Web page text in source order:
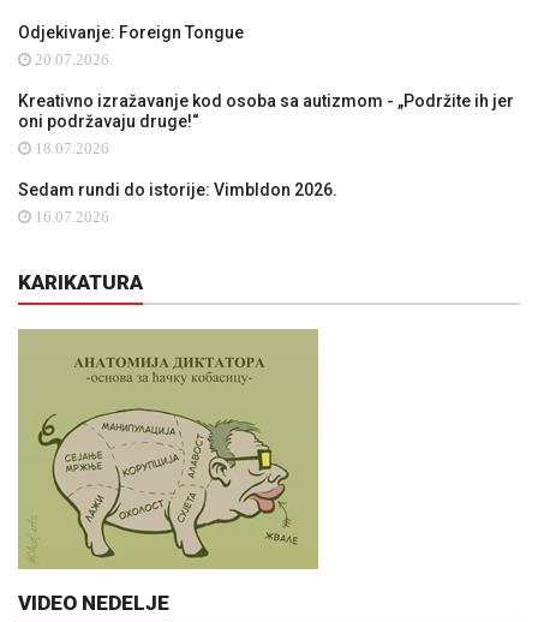
Odjekivanje: Foreign Tongue
20.07.2026
Kreativno izražavanje kod osoba sa autizmom - „Podržite ih jer
oni podržavaju druge!“
18.07.2026
Sedam rundi do istorije: Vimbldon 2026.
16.07.2026
KARIKATURA
VIDEO NEDELJE